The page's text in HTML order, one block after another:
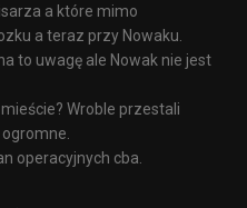
a które mimo
a teraz przy Nowaku.
to uwagę ale Nowak nie jest
Wroble przestali
operacyjnych cba.